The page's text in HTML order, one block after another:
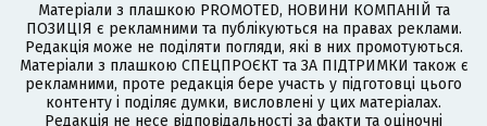
Матеріали з плашкою PROMOTED, НОВИНИ КОМПАНІЙ та
ПОЗИЦІЯ є рекламними та публікуються на правах реклами.
Редакція може не поділяти погляди, які в них промотуються.
Матеріали з плашкою СПЕЦПРОЄКТ та ЗА ПІДТРИМКИ також є
рекламними, проте редакція бере участь у підготовці цього
контенту і поділяє думки, висловлені у цих матеріалах.
Редакція не несе відповідальності за факти та оціночні